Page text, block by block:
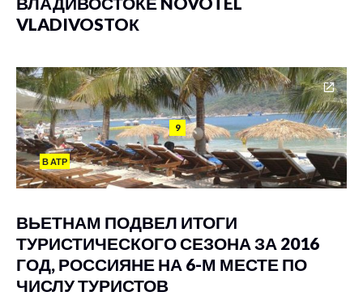
VLADIVOSTOК
9
В АТР
ВЬЕТНАМ ПОДВЕЛ ИТОГИ
ТУРИСТИЧЕСКОГО СЕЗОНА ЗА 2016
ГОД, РОССИЯНЕ НА 6-М МЕСТЕ ПО
ЧИСЛУ ТУРИСТОВ